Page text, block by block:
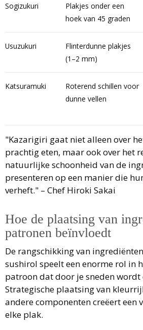
Sogizukuri
Plakjes onder een
hoek van 45 graden
Usuzukuri
Flinterdunne plakjes
(1–2 mm)
Katsuramuki
Roterend schillen voor
dunne vellen
"Kazarigiri gaat niet alleen over
prachtig eten, maar ook over het
natuurlijke schoonheid van de
presenteren op een manier die
verheft." – Chef Hiroki Sakai
Hoe de plaatsing van
patronen beïnvloedt
De rangschikking van
sushirol speelt een enorme rol in
patroon dat door je sneden
Strategische plaatsing van
andere componenten creëert een
elke plak.